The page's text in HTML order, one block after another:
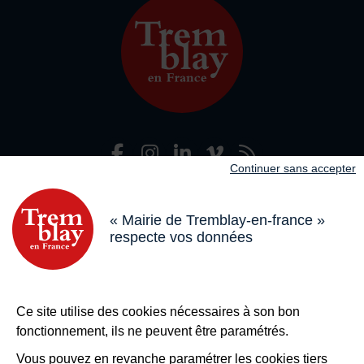
« Mairie de Tremblay-en-france »
respecte vos données
Ce site utilise des cookies nécessaires à son bon
fonctionnement, ils ne peuvent être paramétrés.
Vous pouvez en revanche paramétrer les cookies tiers
Continuer sans accepter
Nous suivre
Facebook
InstagramLinkedIn
Adresse dans le pied de page
18 boulevard de l’Hôtel de Ville, 93290 Tremblay-en-France
Horaires
Du lundi au vendredi de 8h30 à 12h et de 13h à 17h
Le samedi de 8h30 à 12h
Bouton contacterNous contacter
Plus deTremblay !